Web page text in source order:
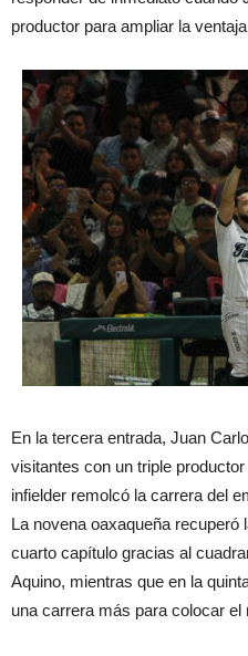
productor para ampliar la
En la tercera entrada, Juan
visitantes con un triple
infielder remolcó la carrera del
La novena oaxaqueña recuperó
cuarto capítulo gracias al
Aquino, mientras que en la
una carrera más para colocar el